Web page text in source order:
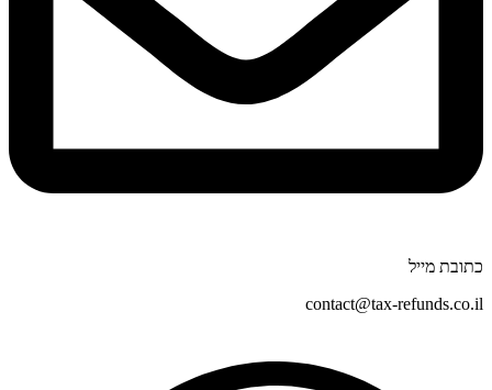
כתובת מייל
contact@tax-refunds.co.il